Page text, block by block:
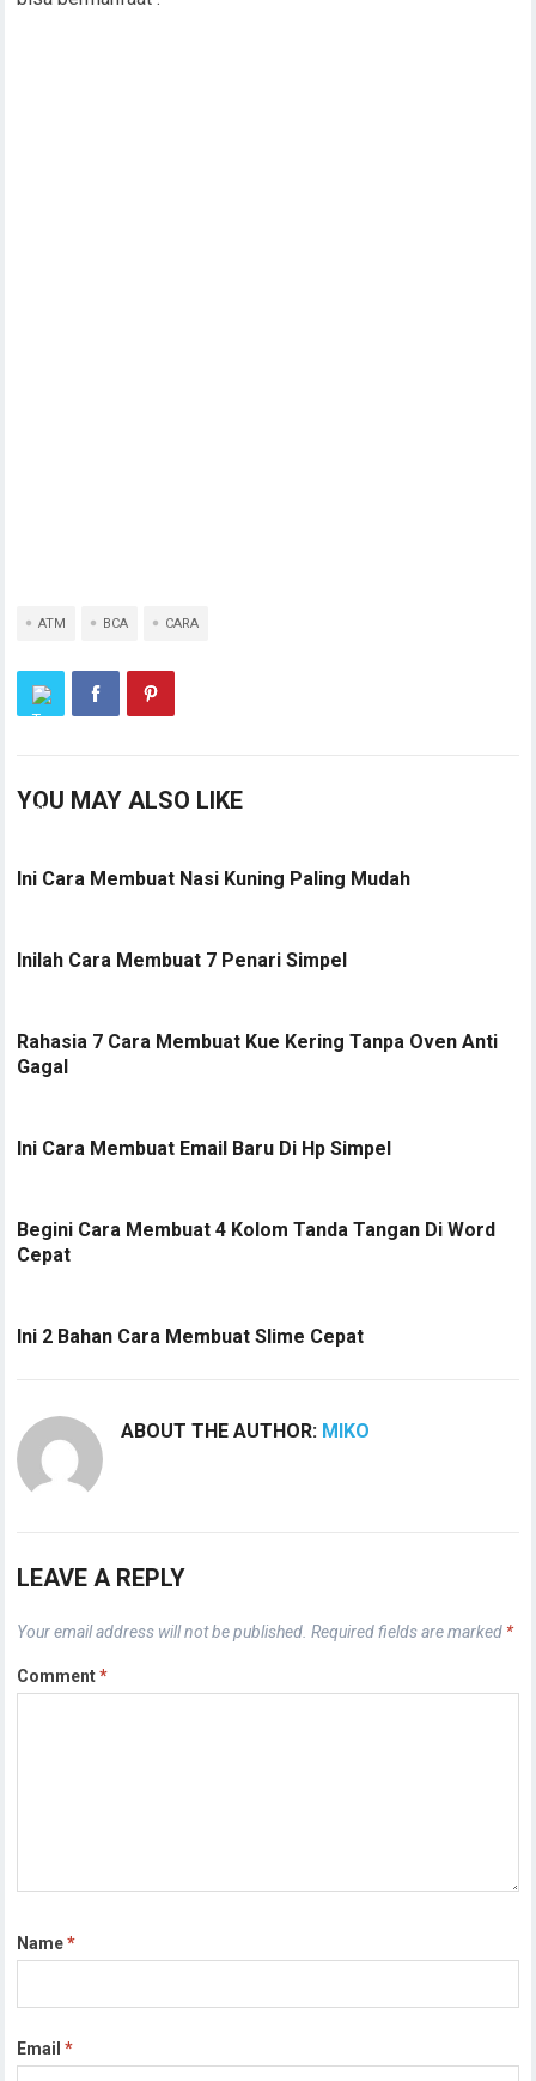
ATM BCA CARA
YOU MAY ALSO LIKE
Ini Cara Membuat Nasi Kuning Paling Mudah
Inilah Cara Membuat 7 Penari Simpel
Rahasia 7 Cara Membuat Kue Kering Tanpa Oven Anti
Gagal
Ini Cara Membuat Email Baru Di Hp Simpel
Begini Cara Membuat 4 Kolom Tanda Tangan Di Word
Cepat
Ini 2 Bahan Cara Membuat Slime Cepat
ABOUT THE AUTHOR: MIKO
LEAVE A REPLY
Your email address will not be published. Required fields are marked *
Comment*
Name*
Email*